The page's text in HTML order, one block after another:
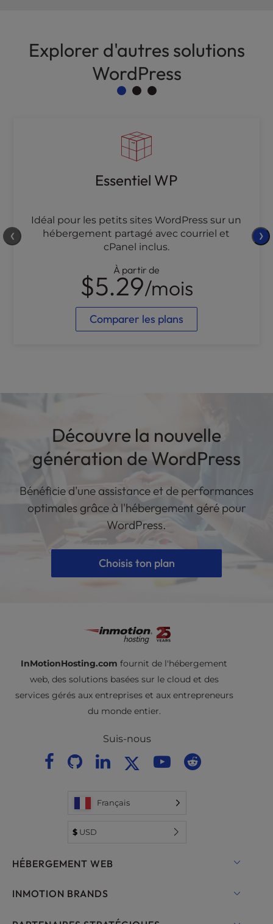
Explorer d'autres solutions
WordPress
Essentiel WP
Idéal pour les petits sites WordPress sur un
hébergement partagé avec courriel et
cPanel inclus.
À partir de
$5.29/mois
Comparer les plans
❮ ❯
Découvre la nouvelle
génération de WordPress
Bénéficie d'une assistance et de performances
optimales grâce à l'hébergement géré pour
WordPress.
Choisis ton plan
InMotionHosting.com fournit de l'hébergement
web, des solutions basées sur le cloud et des
services gérés aux entreprises et aux entrepreneurs
du monde entier.
Suis-nous
Français
$USD
HÉBERGEMENT WEB
Hébergement mutualisé
INMOTION BRANDS